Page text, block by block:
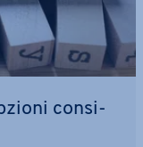
con­si­